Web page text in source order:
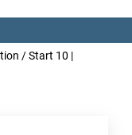
/ Start 10 |